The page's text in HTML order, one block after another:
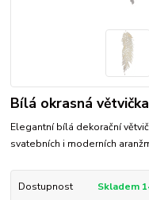
Bílá okrasná
Elegantní bílá dekorační
svatebních i moderních
Dostupnost Skladem